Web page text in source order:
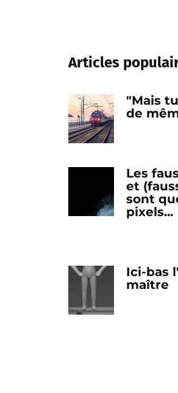
Articles
"Mais
de
Les
et
sont
pixels...
Ici-bas
maître